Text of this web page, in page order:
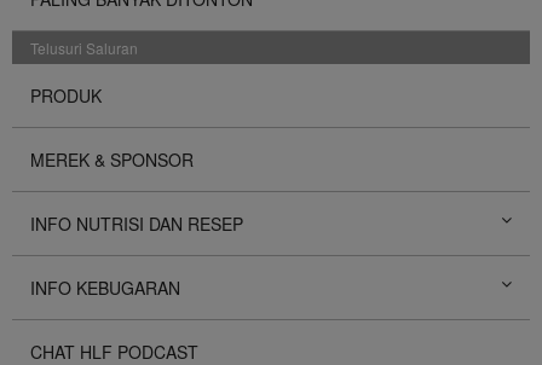
Telusuri Saluran
PRODUK
MEREK & SPONSOR
INFO NUTRISI DAN RESEP
INFO KEBUGARAN
CHAT HLF PODCAST